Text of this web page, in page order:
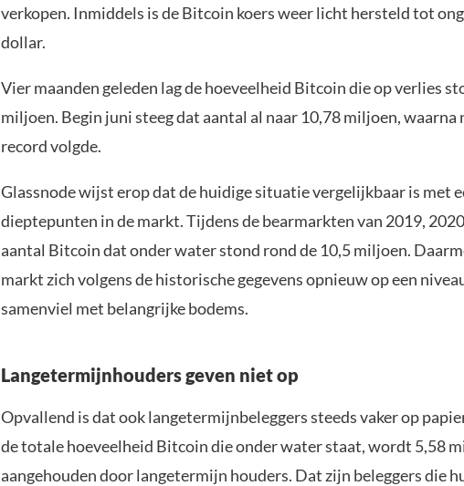
verkopen. Inmiddels is de Bitcoin koers weer licht hersteld tot
dollar.
Vier maanden geleden lag de hoeveelheid Bitcoin die op verlies
miljoen. Begin juni steeg dat aantal al naar 10,78 miljoen, waarna
record volgde.
Glassnode wijst erop dat de huidige situatie vergelijkbaar is met
dieptepunten in de markt. Tijdens de bearmarkten van 2019,
aantal Bitcoin dat onder water stond rond de 10,5 miljoen.
markt zich volgens de historische gegevens opnieuw op een
samenviel met belangrijke bodems.
Langetermijnhouders geven niet op
Opvallend is dat ook langetermijnbeleggers steeds vaker op
de totale hoeveelheid Bitcoin die onder water staat, wordt 5,58
aangehouden door langetermijn houders. Dat zijn beleggers die